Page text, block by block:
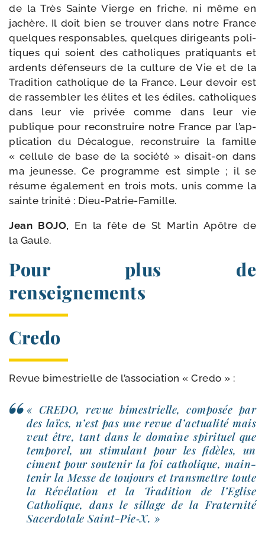
de la Très Sainte Vierge en friche, ni même en
jachère. Il doit bien se trou­ver dans notre France
quelques res­pon­sables, quelques diri­geants poli­
tiques qui soient des catho­liques pra­ti­quants et
ardents défen­seurs de la culture de Vie et de la
Tradition catho­lique de la France. Leur devoir est
de ras­sem­bler les élites et les édiles, catho­liques
dans leur vie pri­vée comme dans leur vie
publique pour recons­truire notre France par l’ap­
pli­ca­tion du Décalogue, recons­truire la famille
« cel­lule de base de la socié­té » disait-​on dans
ma jeu­nesse. Ce pro­gramme est simple ; il se
résume éga­le­ment en trois mots, unis comme la
sainte tri­ni­té : Dieu-Patrie-Famille.
Jean BOJO, En la fête de St Martin Apôtre de
la Gaule.
Pour plus de
renseignements
Credo
Revue bimes­trielle de l’as­so­cia­tion « Credo » :
« CREDO, revue bimes­trielle, com­po­sée par
des laïcs, n’est pas une revue d’ac­tua­li­té mais
veut être, tant dans le domaine spi­ri­tuel que
tem­po­rel, un sti­mu­lant pour les fidèles, un
ciment pour sou­te­nir la foi catho­lique, main­
te­nir la Messe de tou­jours et trans­mettre toute
la Révélation et la Tradition de l’Eglise
Catholique, dans le sillage de la Fraternité
Sacerdotale Saint-​Pie‑X. »